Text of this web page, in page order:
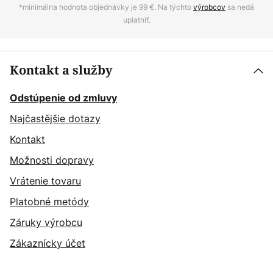
*minimálna hodnota objednávky je 99 €. Na týchtovýrobcov sa nedá
uplatniť.
Kontakt a služby
Odstúpenie od zmluvy
Najčastějšie dotazy
Kontakt
Možnosti dopravy
Vrátenie tovaru
Platobné metódy
Záruky výrobcu
Zákaznícky účet